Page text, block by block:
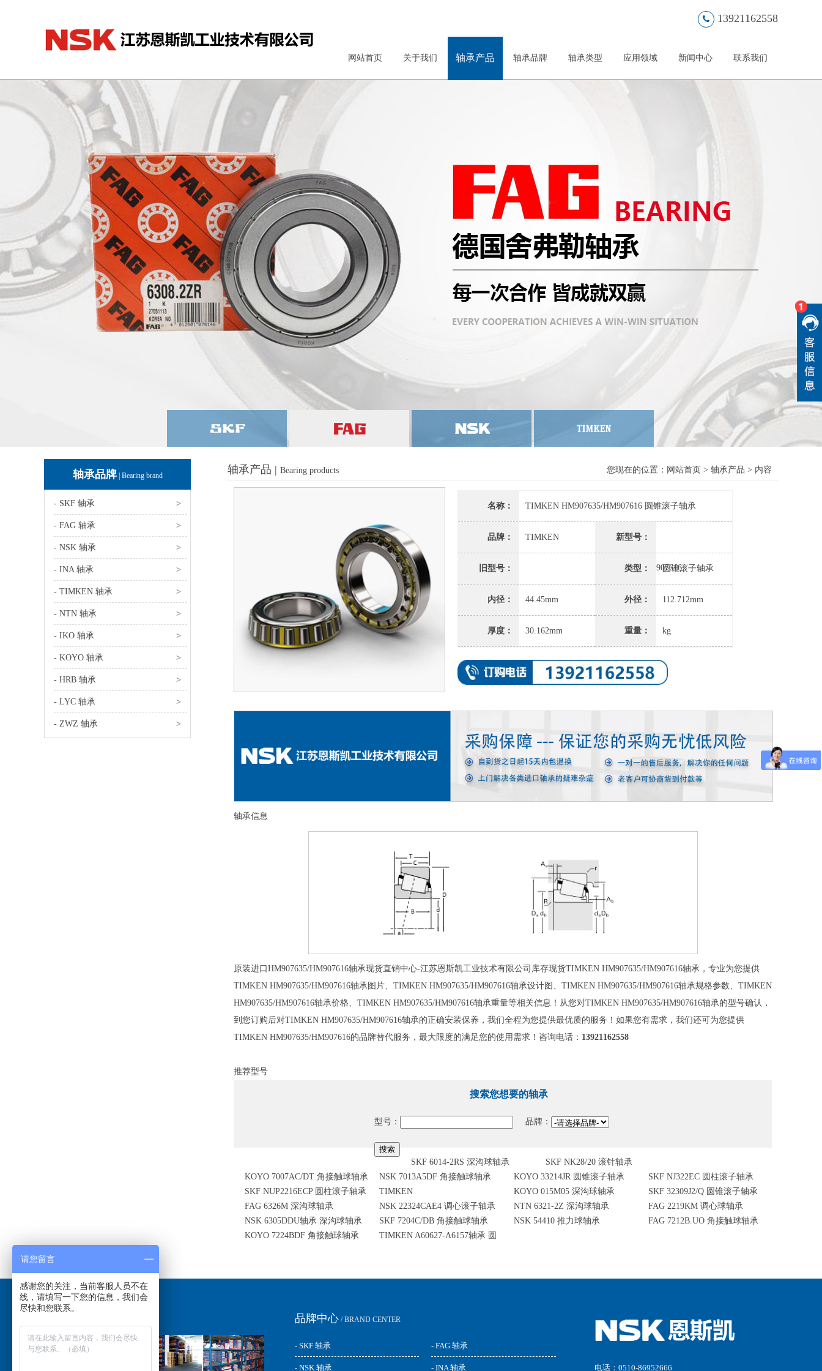
13921162558
网站首页 关于我们 轴承产品 轴承品牌 轴承类型 应用领域 新闻中心 联系我们
轴承品牌| Bearing brand
- SKF 轴承 >
- FAG 轴承 >
- NSK 轴承 >
- INA 轴承 >
- TIMKEN 轴承 >
- NTN 轴承 >
- IKO 轴承 >
- KOYO 轴承 >
- HRB 轴承 >
- LYC 轴承 >
- ZWZ 轴承 >
轴承产品 | Bearing products 您现在的位置： 网站首页 > 轴承产品 > 内容
名称： TIMKEN HM907635/HM907616 圆锥滚子轴承
品牌： TIMKEN 新型号：
HM907635/HM907616
旧型号： 类型： 圆锥滚子轴承
内径： 44.45mm 外径： 112.712mm
厚度： 30.162mm 重量： kg
轴承信息
原装进口HM907635/HM907616轴承现货直销中心-江苏恩斯凯工业技术有限公司库存现货TIMKEN HM907635/HM907616轴承，专业为您提供
TIMKEN HM907635/HM907616轴承图片、TIMKEN HM907635/HM907616轴承设计图、TIMKEN HM907635/HM907616轴承规格参数、TIMKEN
HM907635/HM907616轴承价格、TIMKEN HM907635/HM907616轴承重量等相关信息！从您对TIMKEN HM907635/HM907616轴承的型号确认，
到您订购后对TIMKEN HM907635/HM907616轴承的正确安装保养，我们全程为您提供最优质的服务！如果您有需求，我们还可为您提供
TIMKEN HM907635/HM907616的品牌替代服务，最大限度的满足您的使用需求！咨询电话： 13921162558
推荐型号
搜索您想要的轴承
型号： 品牌：
SKF 6014-2RS 深沟球轴承
SKF NK28/20 滚针轴承
KOYO 7007AC/DT 角接触球轴承
NSK 7013A5DF 角接触球轴承 KOYO 33214JR 圆锥滚子轴承
SKF NJ322EC 圆柱滚子轴承
SKF NUP2216ECP 圆柱滚子轴承
TIMKEN
HM136948/HM136916XD 双列圆
锥滚子轴承
KOYO 015M05 深沟球轴承
SKF 32309J2/Q 圆锥滚子轴承
FAG 6326M 深沟球轴承
NSK 22324CAE4 调心滚子轴承 NTN 6321-2Z 深沟球轴承
FAG 2219KM 调心球轴承
NSK 6305DDU轴承 深沟球轴承
SKF 7204C/DB 角接触球轴承 NSK 54410 推力球轴承
FAG 7212B.UO 角接触球轴承
KOYO 7224BDF 角接触球轴承
TIMKEN A60627-A6157轴承 圆
品牌中心 / BRAND CENTER
- SKF 轴承 - FAG 轴承
- NSK 轴承 - INA 轴承 电话：0510-86952666
请您留言
感谢您的关注，当前客服人员不在
线，请填写一下您的信息，我们会
尽快和您联系。